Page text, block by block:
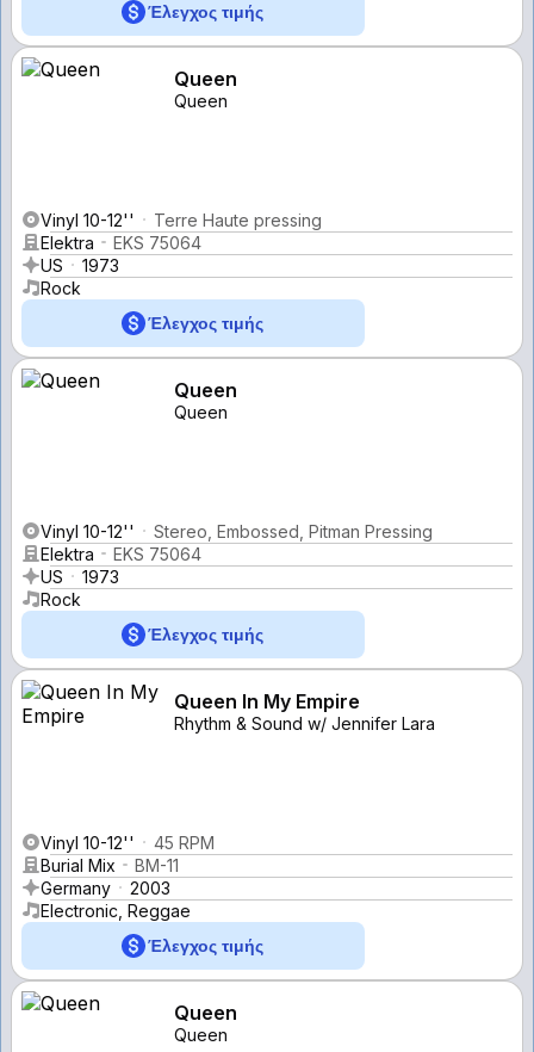
Έλεγχος τιμής
Queen
Queen
Vinyl 10-12''
Terre Haute pressing
Elektra
EKS 75064
US
1973
Rock
Έλεγχος τιμής
Queen
Queen
Vinyl 10-12''
Stereo, Embossed, Pitman Pressing
Elektra
EKS 75064
US
1973
Rock
Έλεγχος τιμής
Queen In My Empire
Rhythm & Sound w/ Jennifer Lara
Vinyl 10-12''
45 RPM
Burial Mix
BM-11
Germany
2003
Electronic, Reggae
Έλεγχος τιμής
Queen
Queen